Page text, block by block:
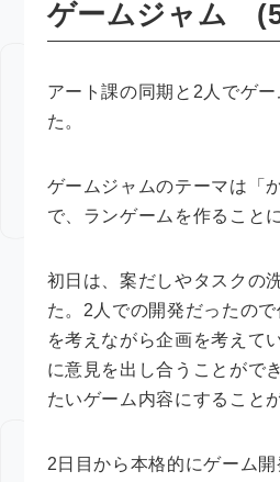
ゲームジャム
アート課の同期と2人でゲ
た。
ゲームジャムのテーマは「
で、ランゲームを作ること
初日は、案だしやタスクの
た。2人での開発だったの
を考えながら企画を考えて
に意見を出し合うことがで
たいゲーム内容にすること
2日目から本格的にゲーム